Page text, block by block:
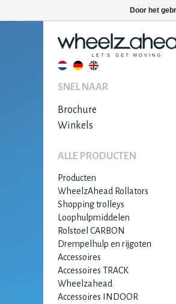
SNEL NAAR
Brochure
Winkels
ALLE PRODUCTEN
Producten
WheelzAhead Rollators
Shopping trolleys
Loophulpmiddelen
Rolstoel CARBON
Drempelhulp en rijgoten
Accessoires
Accessoires TRACK
Wheelzahead
Accessoires INDOOR
Door het